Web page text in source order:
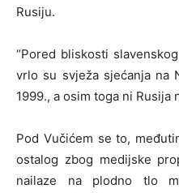
Rusiju.
“Pored bliskosti
vrlo su svježa sjećanja na
1999., a osim toga ni Rusija
Pod Vučićem se to,
ostalog zbog medijske
nailaze na plodno tlo